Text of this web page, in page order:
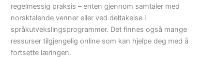
regelmessig praksis – enten gjennom samtaler med
norsktalende venner eller ved deltakelse i
språkutvekslingsprogrammer. Det finnes også mange
ressurser tilgjengelig online som kan hjelpe deg med å
fortsette læringen.